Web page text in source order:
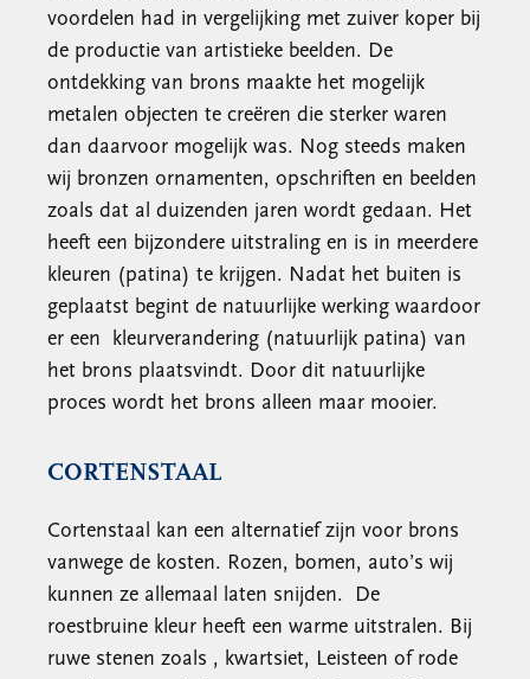
voordelen had in vergelijking met zuiver koper bij
de productie van artistieke beelden. De
ontdekking van brons maakte het mogelijk
metalen objecten te creëren die sterker waren
dan daarvoor mogelijk was. Nog steeds maken
wij bronzen ornamenten, opschriften en beelden
zoals dat al duizenden jaren wordt gedaan. Het
heeft een bijzondere uitstraling en is in meerdere
kleuren (patina) te krijgen. Nadat het buiten is
geplaatst begint de natuurlijke werking waardoor
er een kleurverandering (natuurlijk patina) van
het brons plaatsvindt. Door dit natuurlijke
proces wordt het brons alleen maar mooier.
CORTENSTAAL
Cortenstaal kan een alternatief zijn voor brons
vanwege de kosten. Rozen, bomen, auto’s wij
kunnen ze allemaal laten snijden. De
roestbruine kleur heeft een warme uitstralen. Bij
ruwe stenen zoals , kwartsiet, Leisteen of rode